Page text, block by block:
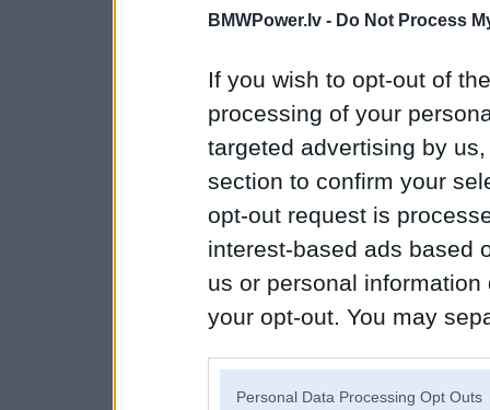
BMWPower.lv - Do Not Process
If you wish to opt-out of
processing of your
targeted advertising by
section to confirm your
opt-out request is
interest-based ads based
us or personal
your opt-out. You may
Personal Data Processing Opt Outs